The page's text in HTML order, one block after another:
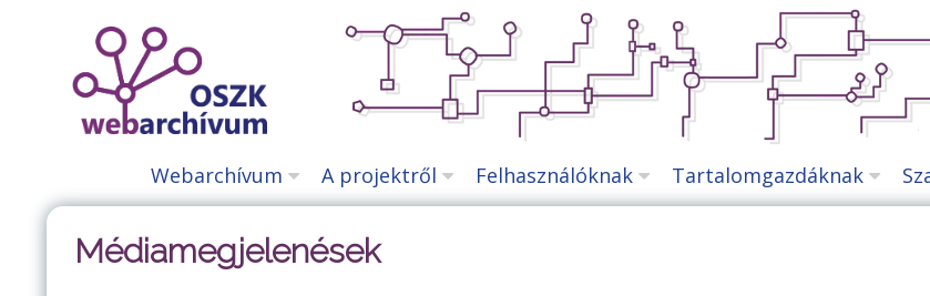
Webarchívum A projektről Felhasználóknak Tartalomgazdáknak
Médiamegjelenések